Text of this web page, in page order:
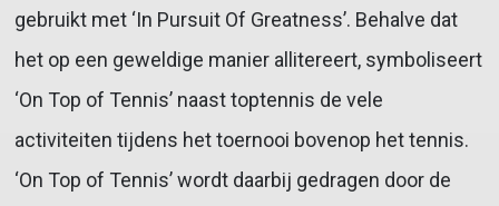
gebruikt met ‘In Pursuit Of Greatness’. Behalve dat
het op een geweldige manier allitereert, symboliseert
‘On Top of Tennis’ naast toptennis de vele
activiteiten tijdens het toernooi bovenop het tennis.
‘On Top of Tennis’ wordt daarbij gedragen door de